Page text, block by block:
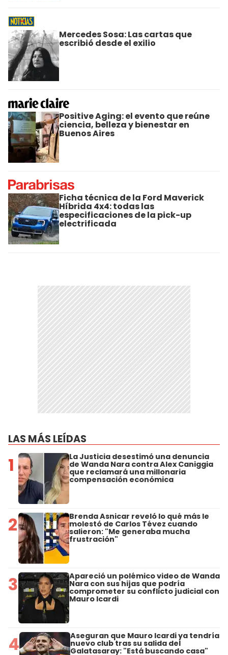
Mercedes Sosa: Las cartas que
escribió desde el exilio
Positive Aging: el evento que reúne
ciencia, belleza y bienestar en
Buenos Aires
Ficha técnica de la Ford Maverick
Híbrida 4x4: todas las
especificaciones de la pick-up
electrificada
LAS MÁS LEÍDAS
1 La Justicia desestimó una denuncia
de Wanda Nara contra Alex Caniggia
que reclamará una millonaria
compensación económica
2 Brenda Asnicar reveló lo qué más le
molestó de Carlos Tévez cuando
salieron: "Me generaba mucha
frustración"
3 Apareció un polémico video de Wanda
Nara con sus hijas que podría
comprometer su conflicto judicial con
Mauro Icardi
4 Aseguran que Mauro Icardi ya tendría
nuevo club tras su salida del
Galatasaray: "Está buscando casa"